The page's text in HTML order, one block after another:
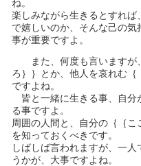
ね。
楽しみながら生きるとすれ
で嬉しいのか、そんな己の
事が重要ですよ。
また、何度も言いますが
ろ｝｝とか、他人を哀れむ
ですよね。
皆と一緒に生きる事、自分
る事ですよ。
周囲の人間と、自分の｛｛
を知っておくべきです。
しばしば言われますが、一
うかが、大事ですよね。